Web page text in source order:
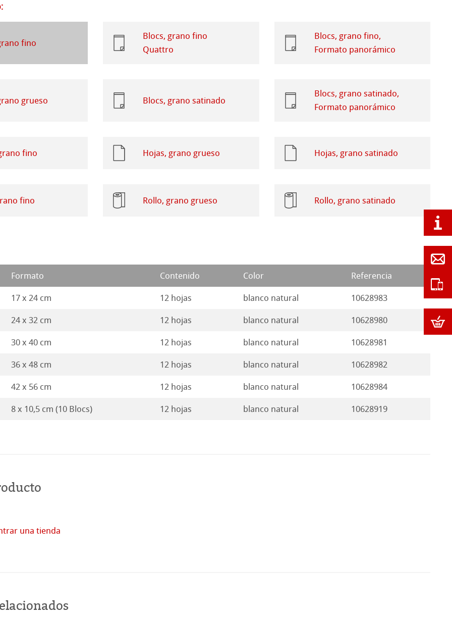
Questions
Watercolour
Stella
fino
Blocs, grano fino
Quattro
Blocs, grano fino,
Formato panorámico
grueso Blocs, grano satinado
Blocs, grano satinado,
Formato panorámico
fino Hojas, grano grueso Hojas, grano satinado
fino Rollo, grano grueso Rollo, grano satinado
Formato Contenido Color Referencia
17 x 24 cm 12 hojas blanco natural 10628983
24 x 32 cm 12 hojas blanco natural 10628980
30 x 40 cm 12 hojas blanco natural 10628981
36 x 48 cm 12 hojas blanco natural 10628982
42 x 56 cm 12 hojas blanco natural 10628984
8 x 10,5 cm (10 Blocs) 12 hojas blanco natural 10628919
una tienda